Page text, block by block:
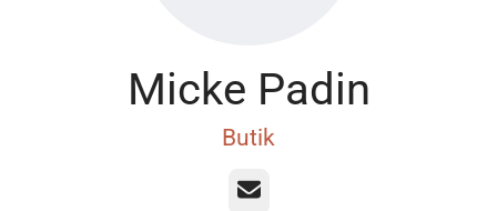
Micke Padin
Butik
E-post